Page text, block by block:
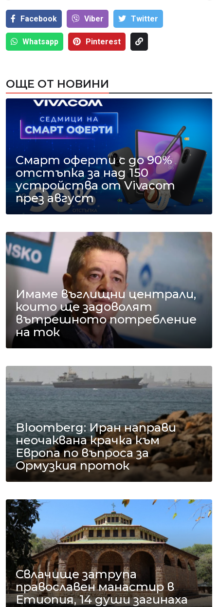
Facebook Viber Тwitter
Whatsapp Pinterest
ОЩЕ ОТ НОВИНИ
Смарт оферти с до 90%
отстъпка за над 150
устройства от Vivacom
през август
Имаме въглищни централи,
които ще задоволят
вътрешното потребление
на ток
Bloomberg: Иран направи
неочаквана крачка към
Европа по въпроса за
Ормузкия проток
Свлачище затрупа
православен манастир в
Етиопия, 14 души загинаха